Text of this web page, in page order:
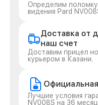
Определим
видения Pard
Доставка от
наш счет
Доставим прицел
курьером в Казани.
Лучшие условия
NV008S на 36